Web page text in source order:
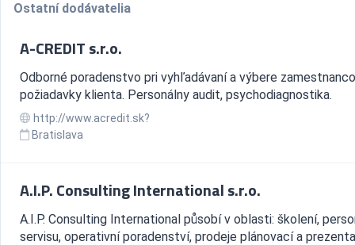
Ostatní dodávatelia
A-CREDIT s.r.o.
Odborné poradenstvo pri vyhľadávaní a výbere
požiadavky klienta. Personálny audit, psychodiagnostika.
http://www.acredit.sk?
Bratislava
A.I.P. Consulting International s.r.o.
A.I.P. Consulting International působí v oblasti: školení,
servisu, operativní poradenství, prodeje plánovací a